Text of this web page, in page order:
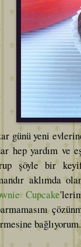
günü yeni
hep yardım ve
şöyle bir
aklımda
Cupcake